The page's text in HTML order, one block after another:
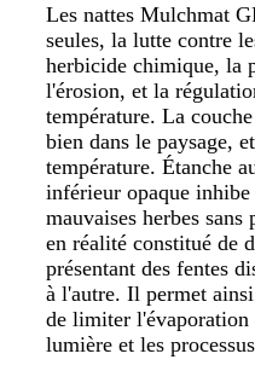
Les nattes Mulchmat
seules, la lutte contre
herbicide chimique, la
l'érosion, et la
température. La
bien dans le paysage,
température. Étanche
inférieur opaque
mauvaises herbes
en réalité constitué de
présentant des fentes
à l'autre. Il permet
de limiter l'évaporation
lumière et les